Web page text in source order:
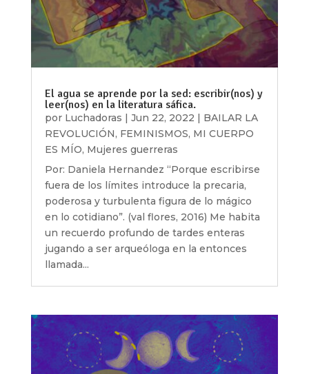
El agua se aprende por la sed: escribir(nos) y
leer(nos) en la literatura sáfica.
por Luchadoras | Jun 22, 2022 | BAILAR LA
REVOLUCIÓN, FEMINISMOS, MI CUERPO
ES MÍO, Mujeres guerreras
Por: Daniela Hernandez “Porque escribirse
fuera de los límites introduce la precaria,
poderosa y turbulenta figura de lo mágico
en lo cotidiano”. (val flores, 2016) Me habita
un recuerdo profundo de tardes enteras
jugando a ser arqueóloga en la entonces
llamada...